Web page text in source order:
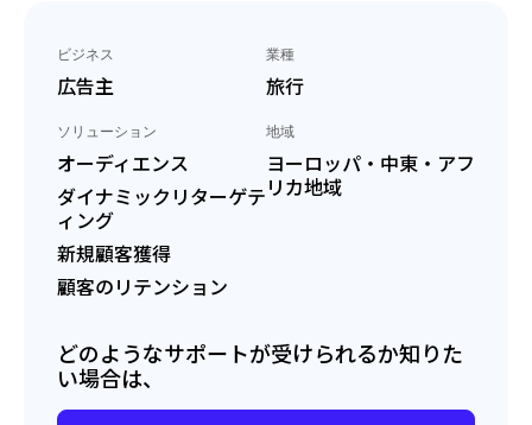
ビジネス
広告主
業種
旅行
ソリューション
オーディエンス
ダイナミックリターゲテ
ィング
新規顧客獲得
顧客のリテンション
地域
ヨーロッパ・中東・アフ
リカ地域
どのようなサポートが受けられるか知りた
い場合は、